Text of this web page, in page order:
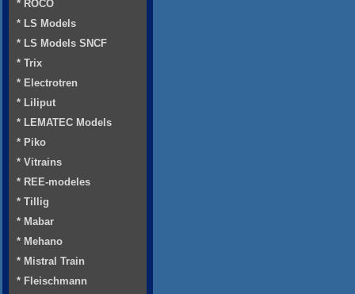
* ROCO
* LS Models
* LS Models SNCF
* Trix
* Electrotren
* Liliput
* LEMATEC Models
* Piko
* Vitrains
* REE-modeles
* Tillig
* Mabar
* Mehano
* Mistral Train
* Fleischmann